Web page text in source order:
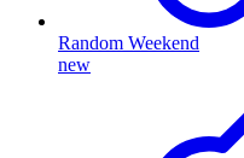
Random Weekend
new